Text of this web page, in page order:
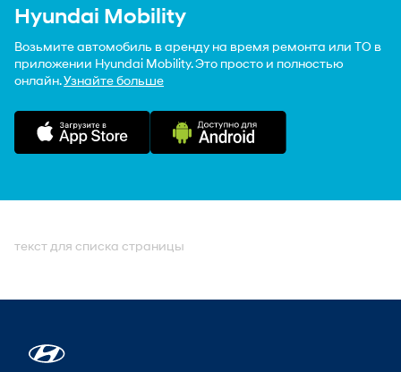
Hyundai Mobility
Возьмите автомобиль в аренду на время ремонта или ТО в
приложении Hyundai Mobility. Это просто и полностью
онлайн.Узнайте больше
текст для списка страницы